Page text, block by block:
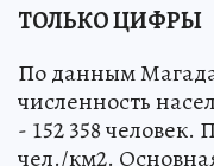
ТОЛЬКО ЦИФРЫ
По данным
численность
- 152 358 человек.
чел./км2.